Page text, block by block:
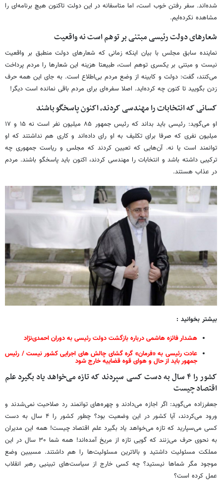
شده‌اند. سفر رفتن خوب است، اما متاسفانه در این دولت تاکنون هیچ برنامه‌ای را
مشاهده نکرده‌ایم.
شعارهای دولت رئیسی مبتنی بر توهم است نه واقعیت
نماینده سابق مجلس با بیان اینکه زمانی که شعارهای دولت منطبق بر واقعیت
نیست و مبتنی بر یکسری توهم است، طبیعتا هزینه این شعارها را مردم پرداخت
می‌کنند، گفت: دولت و کابینه از وضع مردم بی‌اطلاع است. به جای این همه حرف
زدن بگویید تا کنون چه کرده‌اید. اصلا سفره‌ای برای مردم باقی نمانده است دیگر!
کسانی که انتخابات را مهندسی کردند، اکنون پاسخگو باشند
او می‌گوید: رئیسی باید بداند که رئیس جمهور ۸۵ میلیون نفر است نه ۱۵ و ۱۷
میلیون نفری که صرفا برای تکلیف به او رای داده‌اند و کاری هم نداشتند که او
توانمند است یا نه. آن‌هایی که تعیین کردند که مجلس و ریاست جمهوری چه
ترکیبی داشته باشد و انتخابات را مهندسی کردند، اکنون باید پاسخگو باشند. مردم
در عذاب هستند.
بیشتر بخوانید :
هشدار فائزه هاشمی درباره بازگشت دولت رئیسی به دوران احمدی‌نژاد
عادت رئیسی به «فرمان» گره گشای چالش های اجرایی کشور نیست / رئیس
جمهور باید از حال و هوای قوه قضاییه خارج شود
کشور را ۴ سال به دست کسی سپردند که تازه می‌خواهد یاد بگیرد علم
اقتصاد چیست
جعفرزاده می‌گوید: اگر اجازه می‌دادند و چهره‌های توانمند رد صلاحیت نمی‌شدند و
ورود می‌کردند، آیا کشور در این وضعیت بود؟ چطور کشور را ۴ سال به دست
کسی می‌سپارید که تازه می‌خواهد یاد بگیرد علم اقتصاد چیست! همه این مدیران
به نحوی حرف می‌زنند که گویی تازه از مریخ آمده‌اند! همه شما ۳۰ سال در این
مملکت مسئولیت داشتید و بالاترین مسئولیت‌ها را هم داشتند. مسببین وضع
موجود مگر شماها نیستید؟ چه کسی خارج از سیاست‌های تبینیی رهبر انقلاب
عمل کرده است؟